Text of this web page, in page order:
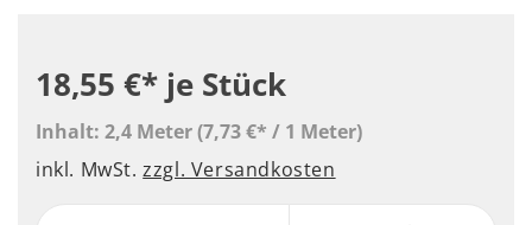
18,55 €* je Stück
Inhalt: 2,4 Meter(7,73 €* / 1 Meter)
inkl. MwSt.zzgl. Versandkosten